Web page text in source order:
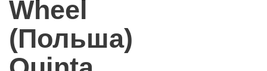
Wheel
(Польша)